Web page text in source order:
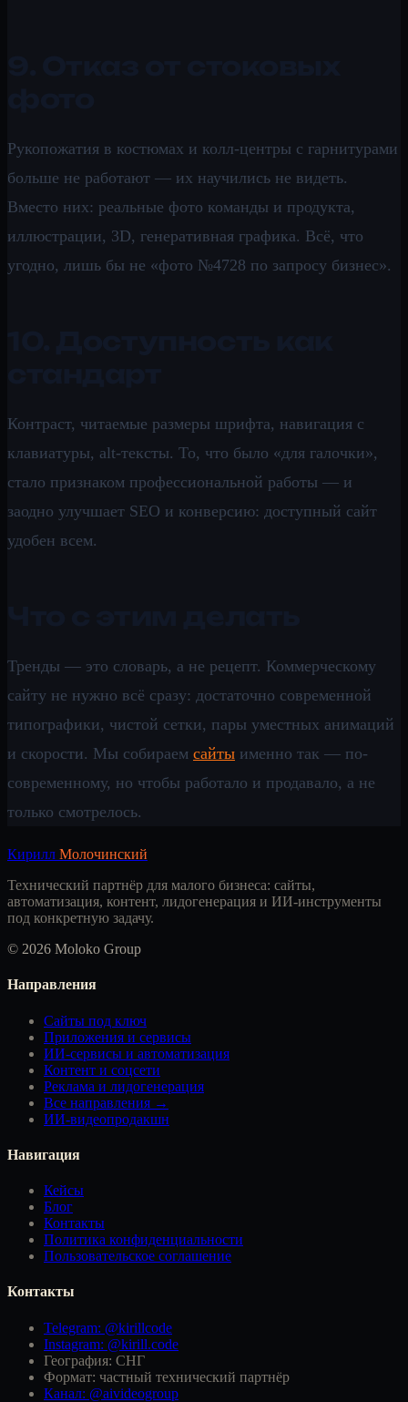
Рукопожатия в костюмах и колл-центры с гарнитурами
больше не работают — их научились не видеть.
Вместо них: реальные фото команды и продукта,
иллюстрации, 3D, генеративная графика. Всё, что
угодно, лишь бы не «фото №4728 по запросу бизнес».
Контраст, читаемые размеры шрифта, навигация с
клавиатуры, alt-тексты. То, что было «для галочки»,
стало признаком профессиональной работы — и
заодно улучшает SEO и конверсию: доступный сайт
удобен всем.
Тренды — это словарь, а не рецепт. Коммерческому
сайту не нужно всё сразу: достаточно современной
типографики, чистой сетки, пары уместных анимаций
и скорости. Мы собираем сайты именно так — по-
современному, но чтобы работало и продавало, а не
только смотрелось.
Кирилл Молочинский
Технический партнёр для малого бизнеса: сайты,
автоматизация, контент, лидогенерация и ИИ-инструменты
под конкретную задачу.
© 2026 Moloko Group
Направления
Сайты под ключ
Приложения и сервисы
ИИ-сервисы и автоматизация
Контент и соцсети
Реклама и лидогенерация
Все направления →
ИИ-видеопродакшн
Навигация
Кейсы
Блог
Контакты
Политика конфиденциальности
Пользовательское соглашение
Контакты
Telegram: @kirillcode
Instagram: @kirill.code
География: СНГ
Формат: частный технический партнёр
Канал: @aivideogroup